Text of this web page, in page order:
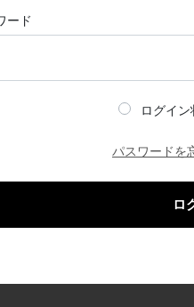
ード
ログイ
パスワードを
ロ